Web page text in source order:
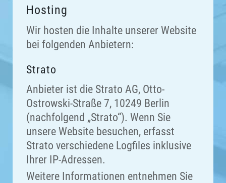
Hosting
Wir hosten die Inhalte unserer Website
bei folgenden Anbietern:
Strato
Anbieter ist die Strato AG, Otto-
Ostrowski-Straße 7, 10249 Berlin
(nachfolgend „Strato“). Wenn Sie
unsere Website besuchen, erfasst
Strato verschiedene Logfiles inklusive
Ihrer IP-Adressen.
Weitere Informationen entnehmen Sie